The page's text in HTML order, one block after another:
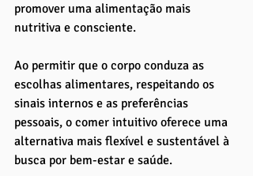
promover uma alimentação mais
nutritiva e consciente.
Ao permitir que o corpo conduza as
escolhas alimentares, respeitando os
sinais internos e as preferências
pessoais, o comer intuitivo oferece uma
alternativa mais flexível e sustentável à
busca por bem-estar e saúde.